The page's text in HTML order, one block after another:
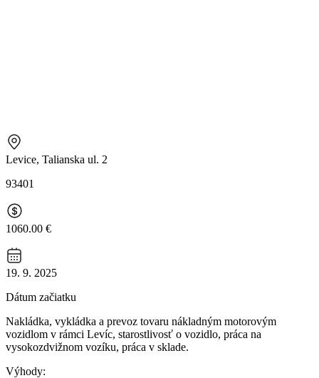
Levice, Talianska ul. 2
93401
1060.00 €
19. 9. 2025
Dátum začiatku
Nakládka, vykládka a prevoz tovaru nákladným motorovým
vozidlom v rámci Levíc, starostlivosť o vozidlo, práca na
vysokozdvižnom vozíku, práca v sklade.
Výhody: